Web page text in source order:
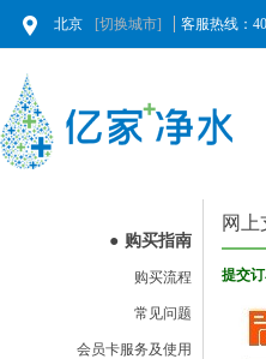
北京 [切换城市] 客服热线：
● 购买指南
购买流程
常见问题
会员卡服务及使用
网上
提交